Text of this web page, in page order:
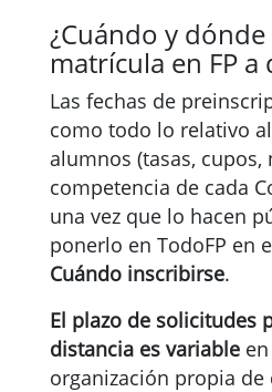
¿Cuándo y
matrícula en FP a
Las fechas de
como todo lo relativo
alumnos (tasas, cupos,
competencia de cada
una vez que lo hacen
ponerlo en TodoFP en
Cuándo inscribirse.
El plazo de solicitudes
distancia es variable
organización propia de